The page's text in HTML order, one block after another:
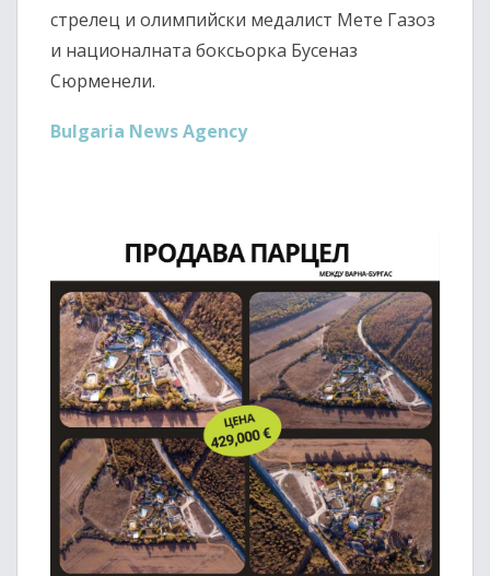
стрелец и олимпийски медалист Мете Газоз
и националната боксьорка Бусеназ
Сюрменели.
Bulgaria News Agency